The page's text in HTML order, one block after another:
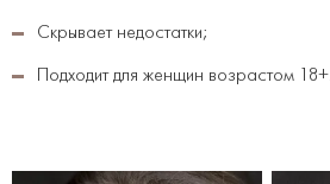
Скрывает недостатки;
Подходит для женщин возрастом 18+.